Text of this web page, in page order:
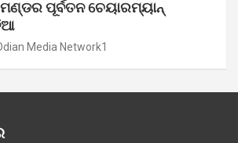
ପୂର୍ବତନ ଚେୟାରମ୍ୟାନ୍
Media Network1